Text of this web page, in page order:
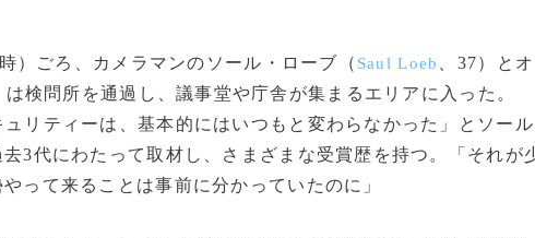
）ごろ、カメラマンのソール・ローブ（ Saul Loeb
、37）とオ
は検問所を通過し、議事堂や庁舎が集まるエリアに入った。
ュリティーは、基本的にはいつもと変わらなかった」とソール
3代にわたって取材し、さまざまな受賞歴を持つ。「それが
って来ることは事前に分かっていたのに」